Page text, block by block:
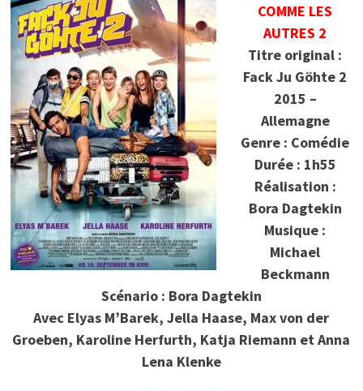
COMME LES
AUTRES 2
Titre original :
Fack Ju Göhte 2
2015 –
Allemagne
Genre : Comédie
Durée : 1h55
Réalisation :
Bora Dagtekin
Musique :
Michael
Beckmann
Scénario : Bora Dagtekin
Avec Elyas M’Barek, Jella Haase, Max von der
Groeben, Karoline Herfurth, Katja Riemann et Anna
Lena Klenke